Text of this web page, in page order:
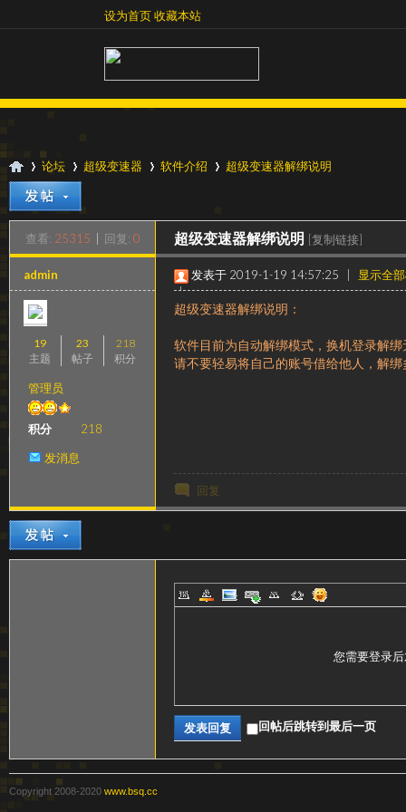
收藏本站设为首页收藏本站
速
»
论坛
›
超级变速器 软件介绍
›
超级变速器解绑说明
查看: 25315 回复: 0 超级变速器解绑说明 [复制链接]
admin
19
主题
23
帖子
218
积分
管理员
积分
218
发消息
发表于 2019-1-19 14:57:25
显示全
|
阅读模式
超级变速器解绑说明：
软件目前为自动解绑模式， 换机登录解
请不要轻易将自己的账号借给他人，解
回复
您需要登录
发表回复 回帖后跳转到最后一页
Copyright 2008-2020 www.bsq.cc